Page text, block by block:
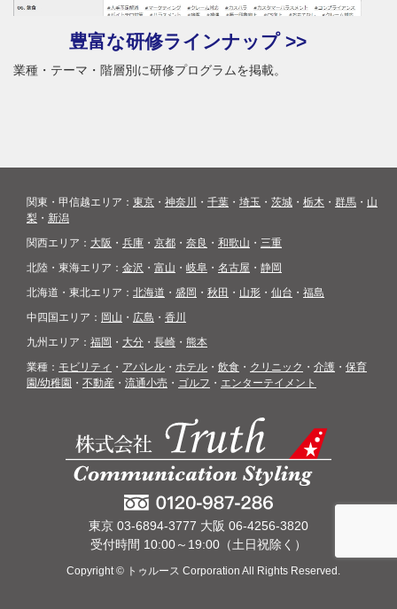
豊富な研修ラインナップ >>
業種・テーマ・階層別に研修プログラムを掲載。
関東・甲信越エリア： 東京 ・ 神奈川 ・ 千葉 ・ 埼玉 ・ 茨城 ・ 栃木 ・ 群馬 ・ 山
梨 ・ 新潟
関西エリア： 大阪 ・ 兵庫 ・ 京都 ・ 奈良 ・ 和歌山 ・ 三重
北陸・東海エリア： 金沢 ・ 富山 ・ 岐阜 ・ 名古屋 ・ 静岡
北海道・東北エリア： 北海道 ・ 盛岡 ・ 秋田 ・ 山形 ・ 仙台 ・ 福島
中四国エリア： 岡山 ・ 広島 ・ 香川
九州エリア： 福岡 ・ 大分 ・ 長崎 ・ 熊本
業種： モビリティ ・ アパレル ・ ホテル ・ 飲食 ・ クリニック ・ 介護 ・ 保育
園/幼稚園 ・ 不動産 ・ 流通小売 ・ ゴルフ ・ エンターテイメント
東京 03-6894-3777 大阪 06-4256-3820
受付時間 10:00～19:00（土日祝除く）
Copyright © トゥルース Corporation All Rights Reserved.